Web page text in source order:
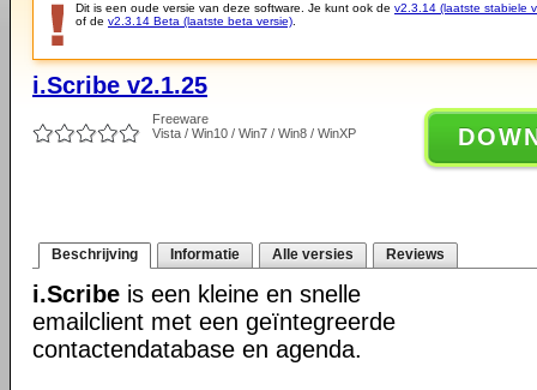
Dit is een oude versie van deze software. Je kunt ook de v2.3.14 (laatste stabiele
of de v2.3.14 Beta (laatste beta versie)
i.Scribe v2.1.25
Freeware
Vista / Win10 / Win7 / Win8 / WinXP
Beschrijving Informatie Alle versies Reviews
i.Scribe is een kleine en snelle
emailclient met een geïntegreerde
contactendatabase en agenda.